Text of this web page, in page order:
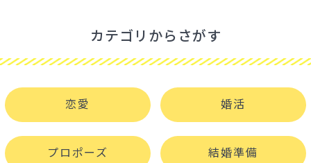
カテゴリからさがす
恋愛 婚活
プロポーズ 結婚準備